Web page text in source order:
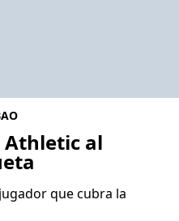
al
que cubra la